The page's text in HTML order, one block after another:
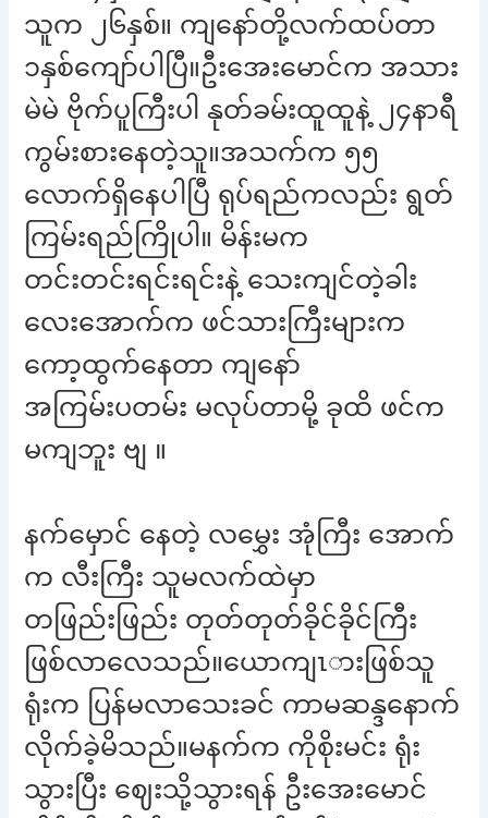
သူက ၂၆နှစ်။ ကျနော်တို့လက်ထပ်တာ
၁နှစ်ကျော်ပါပြီ။ဦးအေးမောင်က အသား
မဲမဲ ဗိုက်ပူကြီးပါ နုတ်ခမ်းထူထူနဲ့ ၂၄နာရီ
ကွမ်းစားနေတဲ့သူ။အသက်က ၅၅
လောက်ရှိနေပါပြီ ရုပ်ရည်ကလည်း ရွတ်
ကြမ်းရည်ကြိုပါ။ မိန်းမက
တင်းတင်းရင်းရင်းနဲ့ သေးကျင်တဲ့ခါး
လေးအောက်က ဖင်သားကြီးများက
ကော့ထွက်နေတာ ကျနော်
အကြမ်းပတမ်း မလုပ်တာမို့ ခုထိ ဖင်က
မကျဘူး ဗျ ။
နက်မှောင် နေတဲ့ လမွှေး အုံကြီး အောက်
က လီးကြီး သူမလက်ထဲမှာ
တဖြည်းဖြည်း တုတ်တုတ်ခိုင်ခိုင်ကြီး
ဖြစ်လာလေသည်။ယောကျၤားဖြစ်သူ
ရုံးက ပြန်မလာသေးခင် ကာမဆန္ဒနောက်
လိုက်ခဲ့မိသည်။မနက်က ကိုစိုးမင်း ရုံး
သွားပြီး ဈေးသို့သွားရန် ဦးအေးမောင်